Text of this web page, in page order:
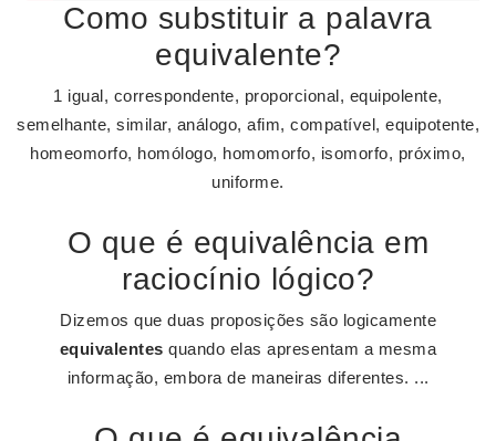
Como substituir a palavra
equivalente?
1 igual, correspondente, proporcional, equipolente,
semelhante, similar, análogo, afim, compatível, equipotente,
homeomorfo, homólogo, homomorfo, isomorfo, próximo,
uniforme.
O que é equivalência em
raciocínio lógico?
Dizemos que duas proposições são logicamente
equivalentes quando elas apresentam a mesma
informação, embora de maneiras diferentes. ...